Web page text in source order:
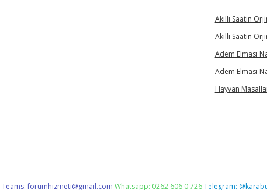
Akıllı Saatin
Akıllı Saatin
Adem Elması
Adem Elması
Hayvan
Teams:forumhizmeti@gmail.com Whatsapp: 0262 606 0 726Telegram: